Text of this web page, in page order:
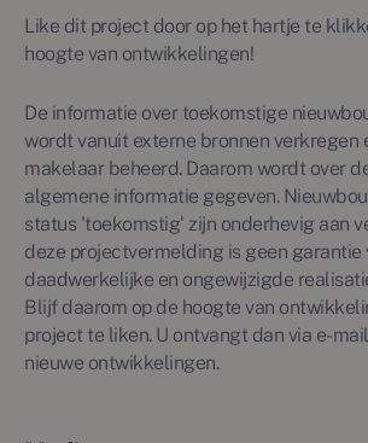
Like dit project door op het hartje te
hoogte van ontwikkelingen!
De informatie over toekomstige
wordt vanuit externe bronnen verkregen
makelaar beheerd. Daarom wordt over
algemene informatie gegeven.
status 'toekomstig' zijn onderhevig aan
deze projectvermelding is geen garantie
daadwerkelijke en ongewijzigde
Blijf daarom op de hoogte van
project te liken. U ontvangt dan via e-
nieuwe ontwikkelingen.